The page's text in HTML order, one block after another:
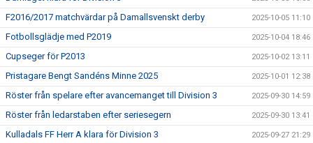
F2016/2017 matchvärdar på Damallsvenskt derby 2025-10-05 11:10
Fotbollsglädje med P2019 2025-10-04 18:46
Cupseger för P2013 2025-10-02 13:11
Pristagare Bengt Sandéns Minne 2025 2025-10-01 12:38
Röster från spelare efter avancemanget till Division 3 2025-09-30 14:59
Röster från ledarstaben efter seriesegern 2025-09-30 13:41
Kulladals FF Herr A klara för Division 3 2025-09-27 21:29